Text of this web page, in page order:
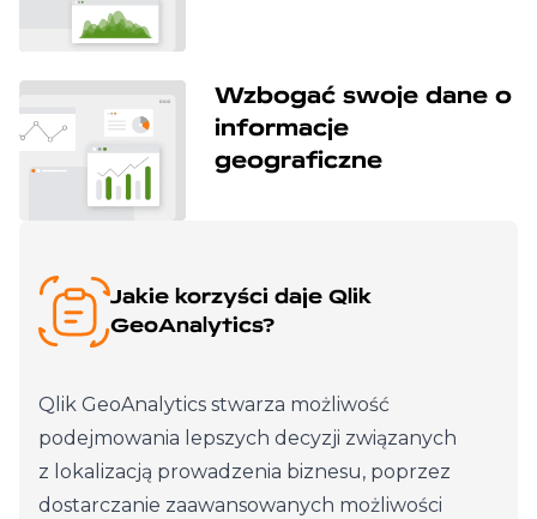
Wzbogać swoje dane o
informacje
geograficzne
Jakie korzyści daje Qlik
GeoAnalytics?
Qlik GeoAnalytics stwarza możliwość
podejmowania lepszych decyzji związanych
z lokalizacją prowadzenia biznesu, poprzez
dostarczanie zaawansowanych możliwości